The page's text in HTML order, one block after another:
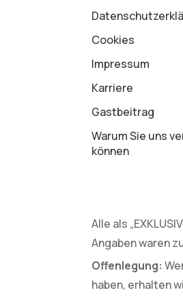
Cookies
Impressum
Karriere
Gastbeitrag
Warum Sie uns
können
Alle als
Angaben waren
Offenlegung:
haben, erhalten